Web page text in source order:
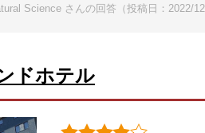
Science さんの回答（投稿日：2022/
ドホテル